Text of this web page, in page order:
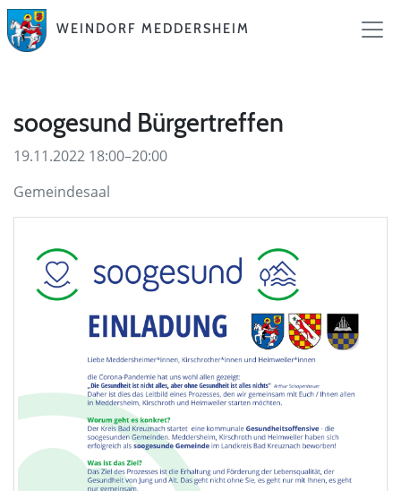
WEINDORF MEDDERSHEIM
soogesund Bürgertreffen
19.11.2022 18:00–20:00
Gemeindesaal